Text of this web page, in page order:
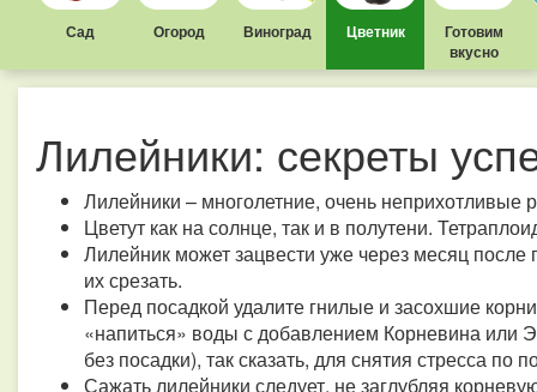
Сад Огород Виноград Цветник
Готовим
вкусно
Лилейники: секреты
Лилейники – многолетние, очень неприхотливые
Цветут как на солнце, так и в полутени.
Лилейник может зацвести уже через месяц
их срезать.
Перед посадкой удалите гнилые и засохшие
«напиться» воды с добавлением Корневина или
без посадки), так сказать, для снятия стресса
Сажать лилейники следует, не заглубляя